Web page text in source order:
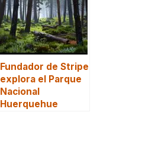
Fundador de Stripe
explora el Parque
Nacional
Huerquehue